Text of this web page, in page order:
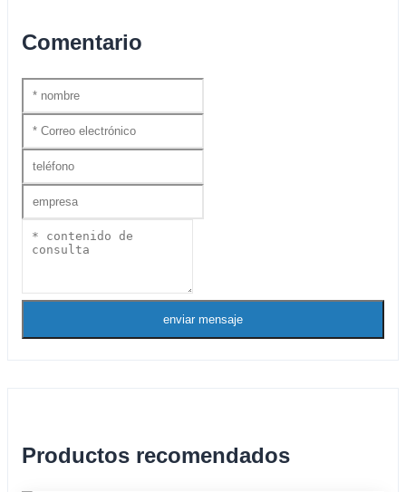
Comentario
enviar mensaje
Productos recomendados